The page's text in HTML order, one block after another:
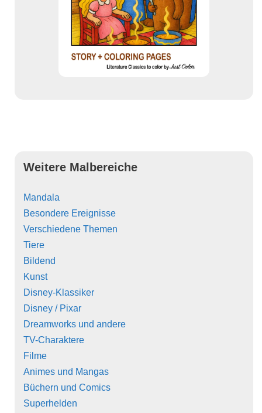
Weitere Malbereiche
Mandala
Besondere Ereignisse
Verschiedene Themen
Tiere
Bildend
Kunst
Disney-Klassiker
Disney / Pixar
Dreamworks und andere
TV-Charaktere
Filme
Animes und Mangas
Büchern und Comics
Superhelden